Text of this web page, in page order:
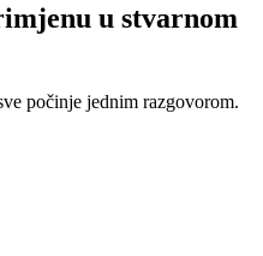
u stvarnom
počinje jednim razgovorom.